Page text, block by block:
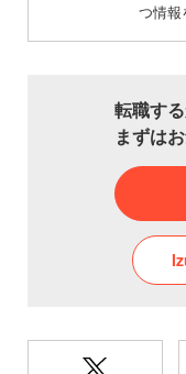
つ情報
転職す
まずは